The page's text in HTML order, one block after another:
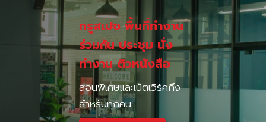
ทรูสเปซ พื้นที่ทำงาน
ร่วมกัน ประชุม นั่ง
ทำงาน ติวหนังสือ
สอนพิเศษและเน็ตเวิร์คกิ้ง
สำหรับทุกคน